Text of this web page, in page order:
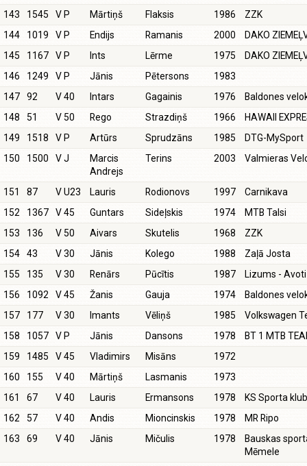
143
1545 V P Mārtiņš Flaksis 1986
ZZK
144
1019 V P Endijs Ramanis 2000
DAKO
145
1167 V P Ints Lērme 1975
DAKO
146
1249 V P Jānis Pētersons
1983
147
92 V 40 Intars Gagainis 1976
Baldones
148
51 V 50 Rego Strazdiņš 1966
HAWAII
149
1518 V P Artūrs Sprudzāns 1985
DTG-MySport
150
1500 V J
Marcis
Andrejs
Terins 2003 Valmieras
151 87 V U23 Lauris Rodionovs 1997
Carnikava
152
1367 V 45 Guntars Sideļskis 1974
MTB Talsi
153
136 V 50 Aivars Skutelis 1968
ZZK
154
43 V 30 Jānis Kolego 1988
Zaļā Josta
155
135 V 30 Renārs Pūcītis 1987
Lizums - Avoti
156
1092 V 45 Žanis Gauja 1974
Baldones
157
177 V 30 Imants Vēliņš 1985
Volkswagen
158
1057 V P Jānis Dansons 1978
BT 1 MTB
159
1485 V 45 Vladimirs Misāns
1972
160
155 V 40 Mārtiņš Lasmanis
1973
161
67 V 40 Lauris Ermansons 1978
KS Sporta
162
57 V 40 Andis Mioncinskis 1978
MR Ripo
163
69 V 40 Jānis Mičulis 1978
Bauskas
Mēmele